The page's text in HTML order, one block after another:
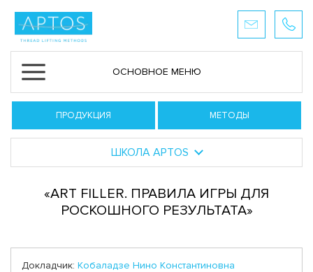
ОСНОВНОЕ МЕНЮ
ПРОДУКЦИЯ МЕТОДЫ
ШКОЛА APTOS
«ART FILLER. ПРАВИЛА ИГРЫ ДЛЯ
РОСКОШНОГО РЕЗУЛЬТАТА»
Докладчик: Кобаладзе Нино Константиновна